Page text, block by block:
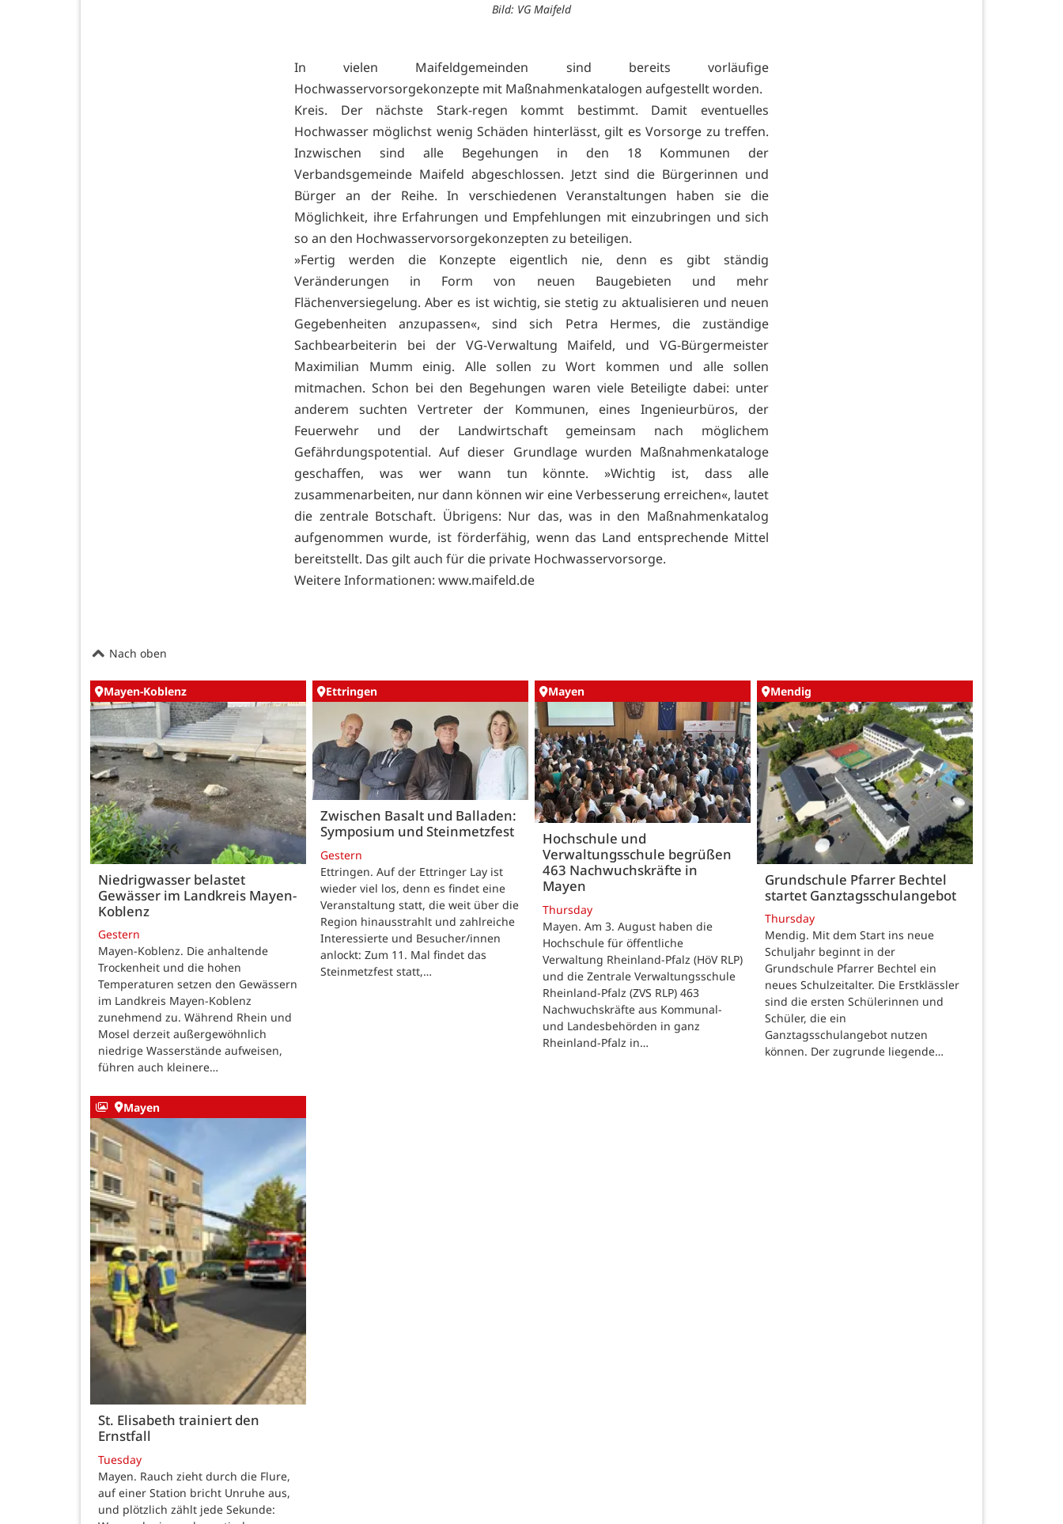
Bild: VG Maifeld
In vielen Maifeldgemeinden sind bereits vorläufige
Hochwasservorsorgekonzepte mit Maßnahmenkatalogen aufgestellt worden.
Kreis. Der nächste Stark-regen kommt bestimmt. Damit eventuelles
Hochwasser möglichst wenig Schäden hinterlässt, gilt es Vorsorge zu treffen.
Inzwischen sind alle Begehungen in den 18 Kommunen der
Verbandsgemeinde Maifeld abgeschlossen. Jetzt sind die Bürgerinnen und
Bürger an der Reihe. In verschiedenen Veranstaltungen haben sie die
Möglichkeit, ihre Erfahrungen und Empfehlungen mit einzubringen und sich
so an den Hochwasservorsorgekonzepten zu beteiligen.
»Fertig werden die Konzepte eigentlich nie, denn es gibt ständig
Veränderungen in Form von neuen Baugebieten und mehr
Flächenversiegelung. Aber es ist wichtig, sie stetig zu aktualisieren und neuen
Gegebenheiten anzupassen«, sind sich Petra Hermes, die zuständige
Sachbearbeiterin bei der VG-Verwaltung Maifeld, und VG-Bürgermeister
Maximilian Mumm einig. Alle sollen zu Wort kommen und alle sollen
mitmachen. Schon bei den Begehungen waren viele Beteiligte dabei: unter
anderem suchten Vertreter der Kommunen, eines Ingenieurbüros, der
Feuerwehr und der Landwirtschaft gemeinsam nach möglichem
Gefährdungspotential. Auf dieser Grundlage wurden Maßnahmenkataloge
geschaffen, was wer wann tun könnte. »Wichtig ist, dass alle
zusammenarbeiten, nur dann können wir eine Verbesserung erreichen«, lautet
die zentrale Botschaft. Übrigens: Nur das, was in den Maßnahmenkatalog
aufgenommen wurde, ist förderfähig, wenn das Land entsprechende Mittel
bereitstellt. Das gilt auch für die private Hochwasservorsorge.
Weitere Informationen: www.maifeld.de
Nach oben
Mayen-Koblenz
Niedrigwasser belastet
Gewässer im Landkreis Mayen-
Koblenz
Gestern
Mayen-Koblenz. Die anhaltende
Trockenheit und die hohen
Temperaturen setzen den Gewässern
im Landkreis Mayen-Koblenz
zunehmend zu. Während Rhein und
Mosel derzeit außergewöhnlich
niedrige Wasserstände aufweisen,
führen auch kleinere…
Ettringen
Zwischen Basalt und Balladen:
Symposium und Steinmetzfest
Gestern
Ettringen. Auf der Ettringer Lay ist
wieder viel los, denn es findet eine
Veranstaltung statt, die weit über die
Region hinausstrahlt und zahlreiche
Interessierte und Besucher/innen
anlockt: Zum 11. Mal findet das
Steinmetzfest statt,…
Mayen
Hochschule und
Verwaltungsschule begrüßen
463 Nachwuchskräfte in
Mayen
Thursday
Mayen. Am 3. August haben die
Hochschule für öffentliche
Verwaltung Rheinland-Pfalz (HöV RLP)
und die Zentrale Verwaltungsschule
Rheinland-Pfalz (ZVS RLP) 463
Nachwuchskräfte aus Kommunal-
und Landesbehörden in ganz
Rheinland-Pfalz in…
Mendig
Grundschule Pfarrer Bechtel
startet Ganztagsschulangebot
Thursday
Mendig. Mit dem Start ins neue
Schuljahr beginnt in der
Grundschule Pfarrer Bechtel ein
neues Schulzeitalter. Die Erstklässler
sind die ersten Schülerinnen und
Schüler, die ein
Ganztagsschulangebot nutzen
können. Der zugrunde liegende…
Mayen
St. Elisabeth trainiert den
Ernstfall
Tuesday
Mayen. Rauch zieht durch die Flure,
auf einer Station bricht Unruhe aus,
und plötzlich zählt jede Sekunde: